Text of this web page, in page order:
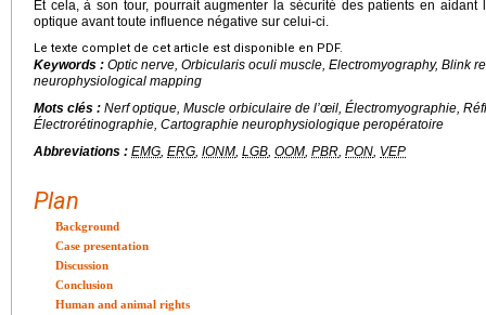
Et cela, à son tour, pourrait augmenter la sécurité des patients en
optique avant toute influence négative sur celui-ci.
Le texte complet de cet article est disponible en PDF.
Keywords : Optic nerve, Orbicularis oculi muscle, Electromyography, Blink
neurophysiological mapping
Mots clés : Nerf optique, Muscle orbiculaire de l’œil, Électromyographie,
Électrorétinographie, Cartographie neurophysiologique peropératoire
Abbreviations : EMG, ERG, IONM, LGB, OOM, PBR, PON, VEP
Plan
Background
Case presentation
Discussion
Conclusion
Human and animal rights